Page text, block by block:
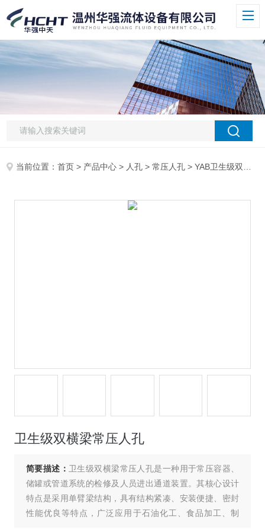
当前位置：首页 > 产品中心 > 人孔 >常压人孔 > YAB卫生级双横梁常压人孔
卫生级双横梁常压人孔
简要描述： 卫生级双横梁常压人孔是一种用于常压容器、
储罐或管道系统的检修及人员进出通道装置。其核心设计
特点是采用单臂梁结构，具有结构紧凑、安装便捷、密封
性能优良等特点，广泛应用于石油化工、食品加工、制